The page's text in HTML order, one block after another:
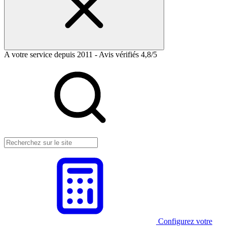
A votre service depuis 2011 - Avis vérifiés 4,8/5
Configurez votre